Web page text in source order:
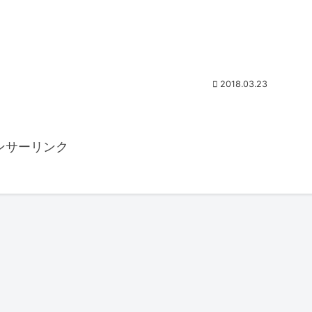
2018.03.23
サーリンク